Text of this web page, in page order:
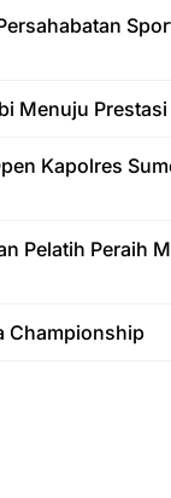
Menuju Prestasi
Kapolres
Pelatih Peraih
Championship